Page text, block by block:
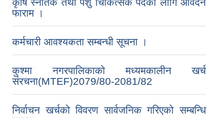
कृषि स्नातक तथा पशु चिकित्सक पदको लागि आवेदन
फाराम ।
कर्मचारी आवश्यकता सम्बन्धी सूचना ।
कुश्मा नगरपालिकाको मध्यमकालीन खर्च
संरचना(MTEF)2079/80-2081/82
निर्वाचन खर्चको विवरण सार्वजनिक गरिएको सम्बन्धि